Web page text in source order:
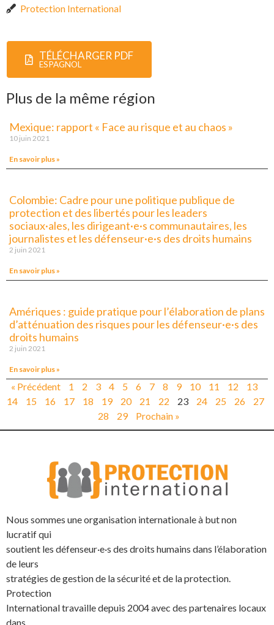
Protection International
TÉLÉCHARGER PDF
ESPAGNOL
Plus de la même région
Mexique: rapport « Face au risque et au chaos »
10 juin 2021
En savoir plus »
Colombie: Cadre pour une politique publique de
protection et des libertés pour les leaders
sociaux·ales, les dirigeant·e·s communautaires, les
journalistes et les défenseur·e·s des droits humains
2 juin 2021
En savoir plus »
Amériques : guide pratique pour l’élaboration de plans
d’atténuation des risques pour les défenseur·e·s des
droits humains
2 juin 2021
En savoir plus »
« Précédent 1 2 3 4 5 6 7 8 9 10 11 12
13
14
15 16 17 18 19 20 21 22 23 24 25 26
27
28
29 Prochain »
Nous sommes une organisation internationale à but non
lucratif qui
soutient les défenseur·e·s des droits humains dans l’élaboration
de leurs
stratégies de gestion de la sécurité et de la protection.
Protection
International travaille depuis 2004 avec des partenaires locaux
dans